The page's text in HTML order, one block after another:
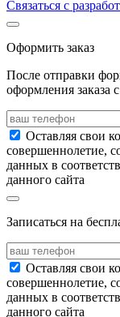
Связаться с
Оформить заказ
После отправки
оформления заказа
Оставляя свои
совершеннолетие,
данных в
данного сайта
Записаться на
Оставляя свои
совершеннолетие,
данных в
данного сайта